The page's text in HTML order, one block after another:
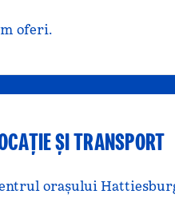
oferi.
ȘI TRANSPORT
orașului